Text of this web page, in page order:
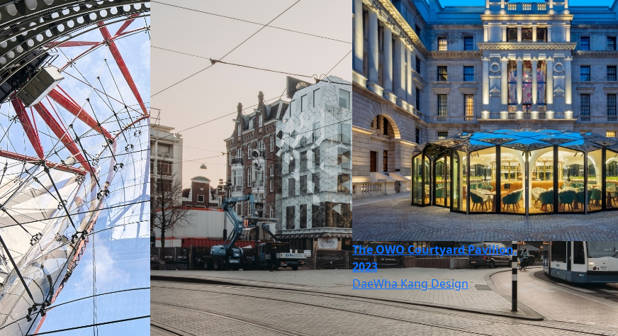
The OWO Courtyard Pavilion,
2023
DaeWha Kang Design